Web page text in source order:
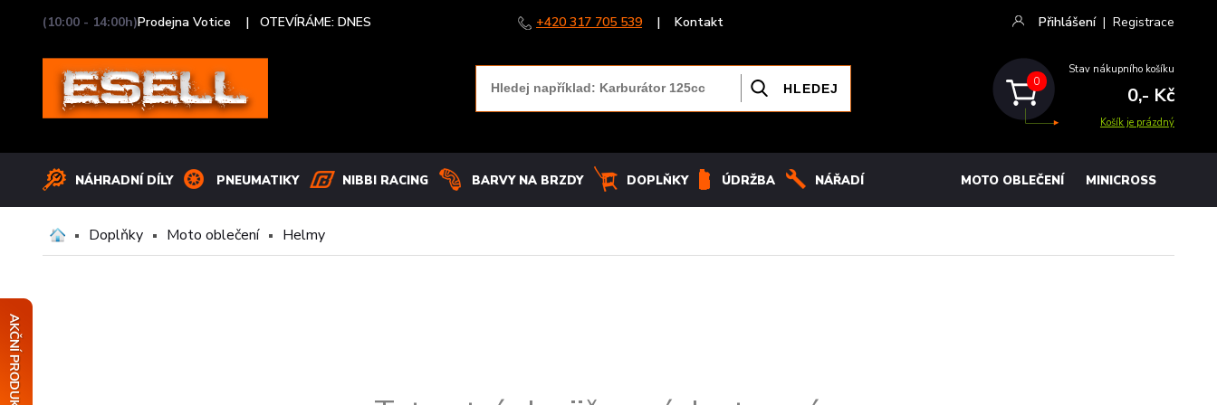
Prodejna Votice |OTEVÍRÁME: DNES
(10:00 - 14:00h) +420 317 705 539 | Kontakt Přihlášení | Registrace
0
Stav nákupního košíku
0,- Kč
Košík je prázdný
NÁHRADNÍ DÍLY PNEUMATIKY NIBBI RACING BARVY NA BRZDY DOPLŇKY ÚDRŽBA NÁŘADÍ MOTO OBLEČENÍ MINICROSS
Doplňky Moto oblečení Helmy